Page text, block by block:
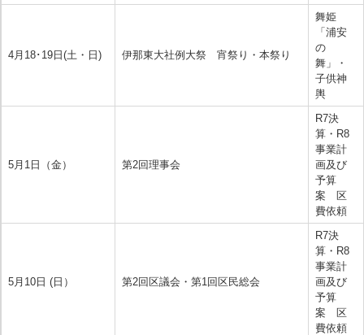
4月18･19日(土・日) 伊那東大社例大祭 宵祭り・本祭り
舞姫
「浦安
の
舞」・
子供神
輿
5月1日（金） 第2回理事会
R7決
算・R8
事業計
画及び
予算
案 区
費依頼
5月10日 (日） 第2回区議会・第1回区民総会
R7決
算・R8
事業計
画及び
予算
案 区
費依頼